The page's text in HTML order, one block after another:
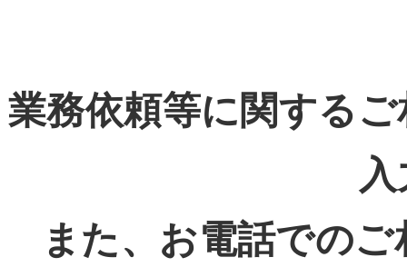
業務依頼等に関する
また、お電話での